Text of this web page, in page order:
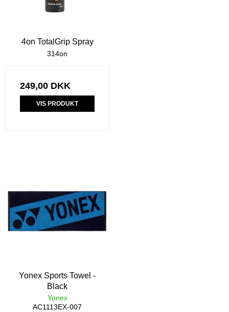
4on TotalGrip Spray
314on
249,00 DKK
VIS PRODUKT
Yonex Sports Towel -
Black
Yonex
AC1113EX-007